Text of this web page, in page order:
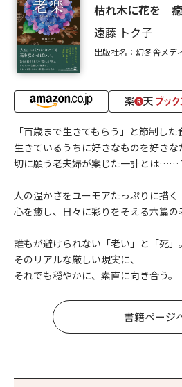
枯れ木に花を
遠藤 トク子
出版社名：幻冬舎メデ
「百歳まで生きてもらう」と節制した
生きているうちに好きなものを好き
切に願う老夫婦が案じた一計とは……
人の温かさをユーモアたっぷりに描く
心を癒し、日々に彩りをそえる六篇の
誰もが避けられない「老い」と「死」。
そのリアルな厳しい現実に、
それでも穏やかに、素直に向き合う。
書籍ページ